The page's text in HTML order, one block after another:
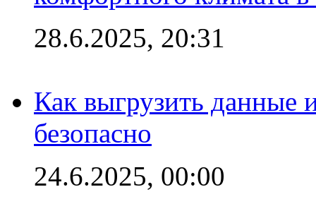
28.6.2025, 20:31
Как выгрузить данные
безопасно
24.6.2025, 00:00